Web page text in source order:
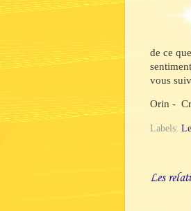
de ce
vous
Orin -
Labels:
Les